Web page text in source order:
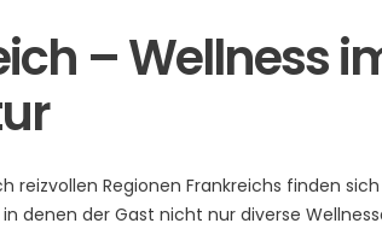
– Wellness
reizvollen Regionen Frankreichs finden sich
in denen der Gast nicht nur diverse